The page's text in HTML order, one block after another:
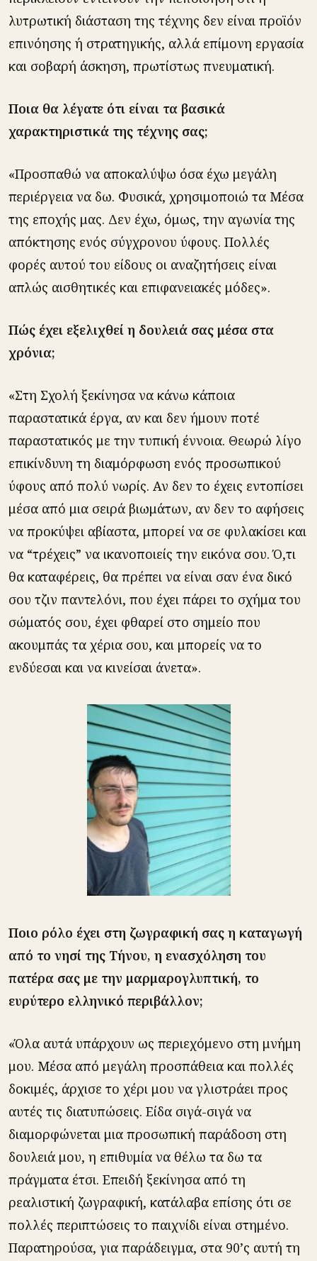
λυτρωτική διάσταση της τέχνης δεν είναι προϊόν
επινόησης ή στρατηγικής, αλλά επίμονη εργασία
και σοβαρή άσκηση, πρωτίστως πνευματική.
Ποια θα λέγατε ότι είναι τα βασικά
χαρακτηριστικά της τέχνης σας;
«Προσπαθώ να αποκαλύψω όσα έχω μεγάλη
περιέργεια να δω. Φυσικά, χρησιμοποιώ τα Μέσα
της εποχής μας. Δεν έχω, όμως, την αγωνία της
απόκτησης ενός σύγχρονου ύφους. Πολλές
φορές αυτού του είδους οι αναζητήσεις είναι
απλώς αισθητικές και επιφανειακές μόδες».
Πώς έχει εξελιχθεί η δουλειά σας μέσα στα
χρόνια;
«Στη Σχολή ξεκίνησα να κάνω κάποια
παραστατικά έργα, αν και δεν ήμουν ποτέ
παραστατικός με την τυπική έννοια. Θεωρώ λίγο
επικίνδυνη τη διαμόρφωση ενός προσωπικού
ύφους από πολύ νωρίς. Αν δεν το έχεις εντοπίσει
μέσα από μια σειρά βιωμάτων, αν δεν το αφήσεις
να προκύψει αβίαστα, μπορεί να σε φυλακίσει και
να “τρέχεις” να ικανοποιείς την εικόνα σου. Ό,τι
θα καταφέρεις, θα πρέπει να είναι σαν ένα δικό
σου τζιν παντελόνι, που έχει πάρει το σχήμα του
σώματός σου, έχει φθαρεί στο σημείο που
ακουμπάς τα χέρια σου, και μπορείς να το
ενδύεσαι και να κινείσαι άνετα».
Ποιο ρόλο έχει στη ζωγραφική σας η καταγωγή
από το νησί της Τήνου, η ενασχόληση του
πατέρα σας με την μαρμαρογλυπτική, το
ευρύτερο ελληνικό περιβάλλον;
«Όλα αυτά υπάρχουν ως περιεχόμενο στη μνήμη
μου. Μέσα από μεγάλη προσπάθεια και πολλές
δοκιμές, άρχισε το χέρι μου να γλιστράει προς
αυτές τις διατυπώσεις. Είδα σιγά-σιγά να
διαμορφώνεται μια προσωπική παράδοση στη
δουλειά μου, η επιθυμία να θέλω τα δω τα
πράγματα έτσι. Επειδή ξεκίνησα από τη
ρεαλιστική ζωγραφική, κατάλαβα επίσης ότι σε
πολλές περιπτώσεις το παιχνίδι είναι στημένο.
Παρατηρούσα, για παράδειγμα, στα 90’ς αυτή τη